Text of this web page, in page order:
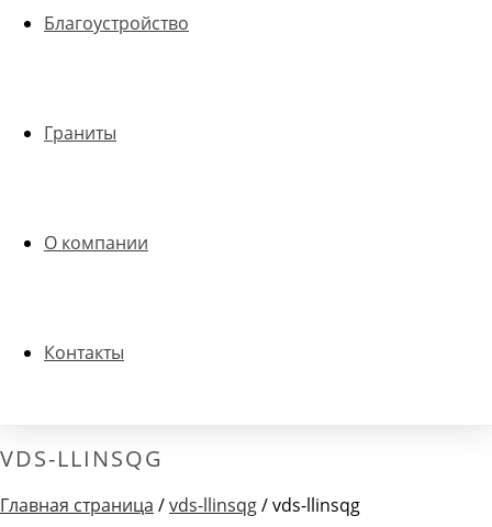
Благоустройство
Граниты
О компании
Контакты
VDS-LLINSQG
Главная страница /vds-llinsqg/ vds-llinsqg